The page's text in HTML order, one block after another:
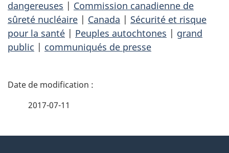
dangereuses | Commission canadienne de
sûreté nucléaire | Canada | Sécurité et risque
pour la santé | Peuples autochtones | grand
public | communiqués de presse
D
2017-07-11